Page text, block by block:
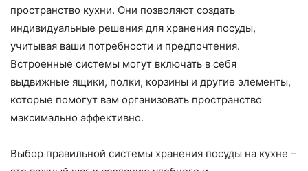
пространство кухни. Они позволяют создать
индивидуальные решения для хранения посуды,
учитывая ваши потребности и предпочтения.
Встроенные системы могут включать в себя
выдвижные ящики, полки, корзины и другие элементы,
которые помогут вам организовать пространство
максимально эффективно.
Выбор правильной системы хранения посуды на кухне –